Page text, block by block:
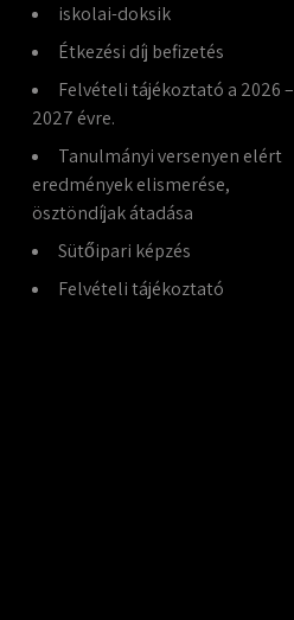
iskolai-doksik
Étkezési díj befizetés
Felvételi tájékoztató a 2026 –
2027 évre.
Tanulmányi versenyen elért
eredmények elismerése,
ösztöndíjak átadása
Sütőipari képzés
Felvételi tájékoztató